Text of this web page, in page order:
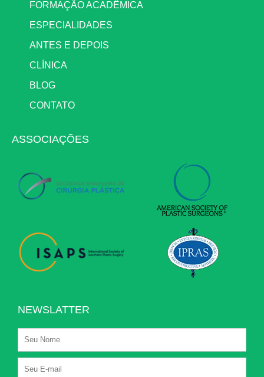
FORMAÇÃO ACADÊMICA
ESPECIALIDADES
ANTES E DEPOIS
CLÍNICA
BLOG
CONTATO
ASSOCIAÇÕES
NEWSLATTER